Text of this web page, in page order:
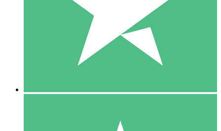
1000
10 Downloads